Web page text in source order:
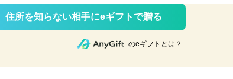
住所を知らない相手にeギフトで贈る
のeギフトとは？